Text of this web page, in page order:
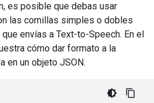
es posible que debas usar
las comillas simples o dobles
envías a Text-to-Speech. En el
cómo dar formato a la
en un objeto JSON.